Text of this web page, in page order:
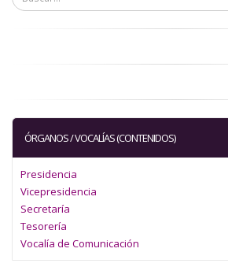
ÓRGANOS / VOCALÍAS (CONTENIDOS)
Presidencia
Vicepresidencia
Secretaría
Tesorería
Vocalía de Comunicación